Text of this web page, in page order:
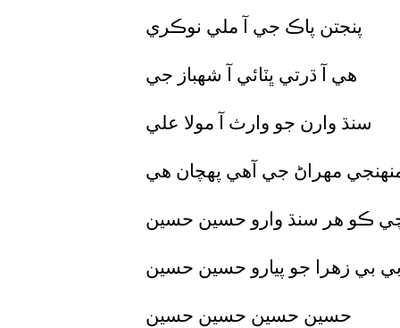
پنجتن پاڪ جي آ ملي نوڪري
هي آ ڌرتي ڀٽائي آ شهباز جي
سنڌ وارن جو وارث آ مولا علي
مهراڻ جي آهي پهچان هي
ڪو هر سنڌ وارو حسين حسين
بي بي زهرا جو پيارو حسين حسين
حسين حسين حسين حسين